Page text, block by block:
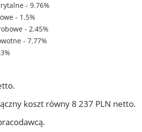
- 9.76%
- 1.5%
- 2.45%
- 7.77%
koszt równy 8 237 PLN netto.